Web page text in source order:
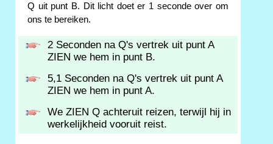
Q uit punt B. Dit licht doet er 1 seconde over om
ons te bereiken.
2 Seconden na Q's vertrek uit punt A
ZIEN we hem in punt B.
5,1 Seconden na Q's vertrek uit punt A
ZIEN we hem in punt A.
We ZIEN Q achteruit reizen, terwijl hij in
werkelijkheid vooruit reist.